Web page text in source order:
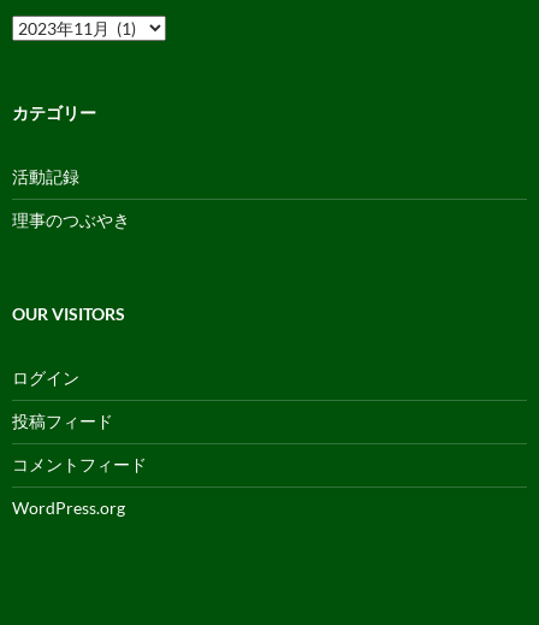
投
稿
カ
カテゴリー
活動記録
理事のつぶやき
OUR VISITORS
ログイン
投稿フィード
コメントフィード
WordPress.org